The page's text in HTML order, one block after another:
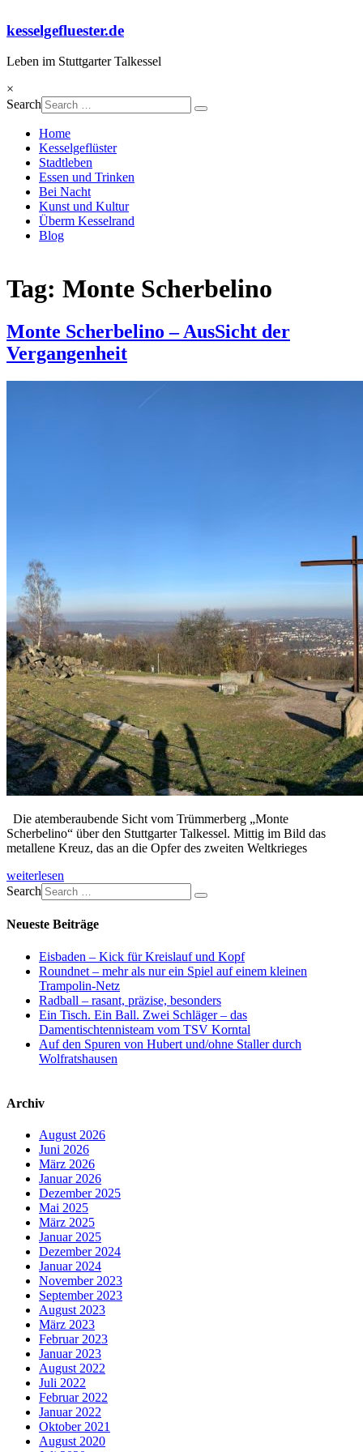
to
content
kesselgefluester.de
Leben im Stuttgarter Talkessel
×
Search
Home
Kesselgeflüster
Stadtleben
Essen und Trinken
Bei Nacht
Kunst und Kultur
Überm Kesselrand
Blog
Tag: Monte Scherbelino
Monte Scherbelino – AusSicht der
Vergangenheit
Die atemberaubende Sicht vom Trümmerberg „Monte
Scherbelino“ über den Stuttgarter Talkessel. Mittig im Bild das
metallene Kreuz, das an die Opfer des zweiten Weltkrieges
weiterlesen
Search
Neueste Beiträge
Eisbaden – Kick für Kreislauf und Kopf
Roundnet – mehr als nur ein Spiel auf einem kleinen
Trampolin-Netz
Radball – rasant, präzise, besonders
Ein Tisch. Ein Ball. Zwei Schläger – das
Damentischtennisteam vom TSV Korntal
Auf den Spuren von Hubert und/ohne Staller durch
Wolfratshausen
Archiv
August 2026
Juni 2026
März 2026
Januar 2026
Dezember 2025
Mai 2025
März 2025
Januar 2025
Dezember 2024
Januar 2024
November 2023
September 2023
August 2023
März 2023
Februar 2023
Januar 2023
August 2022
Juli 2022
Februar 2022
Januar 2022
Oktober 2021
August 2020